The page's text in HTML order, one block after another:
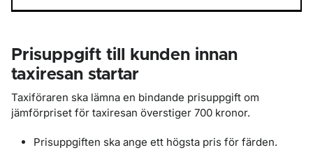
Prisuppgift till kunden innan
taxiresan startar
Taxiföraren ska lämna en bindande prisuppgift om
jämförpriset för taxiresan överstiger 700 kronor.
Prisuppgiften ska ange ett högsta pris för färden.